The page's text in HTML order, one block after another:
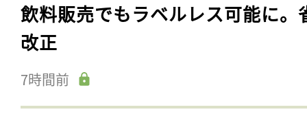
飲料販売でもラベルレス可能に。
改正
7時間前